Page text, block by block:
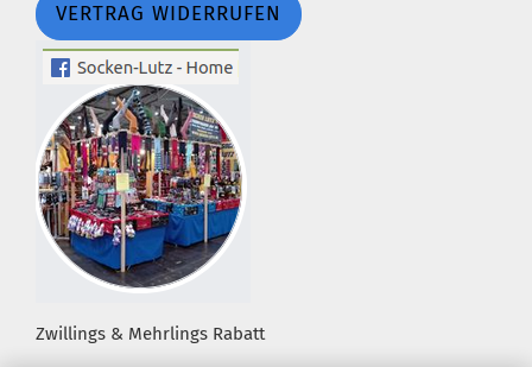
VERTRAG WIDERRUFEN
Zwillings & Mehrlings Rabatt